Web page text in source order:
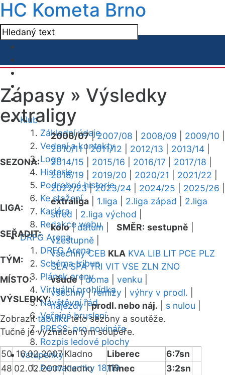
HC Kometa Brno
Klub
Základní údaje
Vedení a kontakty
Logo
Historie
Podrobná historie
Ke stažení
Kariéra
Redakce webu
DRFG Arena
DRFG Arena
Schéma tribun
Plánek areny
Virtuální prohlídka
Návštěvní řád
Veřejné bruslení
PRESS: pro novináře
Rozpis ledové plochy
Vstupenky
Permanentky 18/19
Zápasy » Výsledky
extraligy
SEZONA:
2006/07|2007/08 2008/09 2009/10
2010/11|2011/12 2012/13 2013/14
2014/15
2015/16 2016/17 2017/18
2018/19
2019/20 2020/21 2021/22
2022/23|2023/24 2024/25 2025/26
LIGA:
extraliga 1.liga 2.liga západ
2.liga
střed
2.liga východ
SEŘADIT:
kolo|datum SMĚR: sestupně
vzestupně
TÝM:
všechny CEB KLA KVA LIB LIT PCE PLZ
SLA SPA TRI VIT VSE ZLN ZNO
MÍSTO:
všude|doma venku
VÝSLEDKY:
všechny|remízy výhry v prodl.
nájezdy|prodl. nebo náj. s nulou
Zobrazittabulkutéto sezóny a soutěže.
Tučně je vyznačen tým soupeře.
50 16.02.2007Kladno Liberec
6:7sn
48 02.02.2007Kladno Třinec
3:2sn